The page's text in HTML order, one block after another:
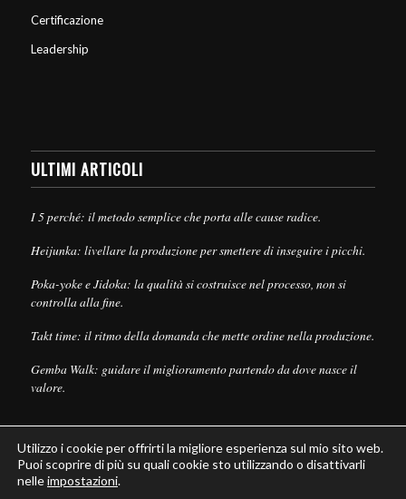
Certificazione
Leadership
ULTIMI ARTICOLI
I 5 perché: il metodo semplice che porta alle cause radice.
Heijunka: livellare la produzione per smettere di inseguire i picchi.
Poka-yoke e Jidoka: la qualità si costruisce nel processo, non si
controlla alla fine.
Takt time: il ritmo della domanda che mette ordine nella produzione.
Gemba Walk: guidare il miglioramento partendo da dove nasce il
valore.
Utilizzo i cookie per offrirti la migliore esperienza sul mio sito web.
Puoi scoprire di più su quali cookie sto utilizzando o disattivarli
nelleimpostazioni.